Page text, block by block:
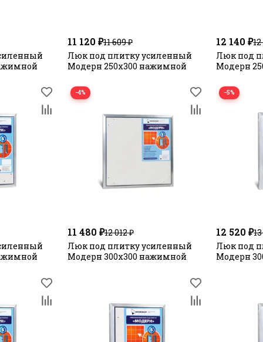
11 120 ₽11 609 ₽
Люк под плитку усиленный
Модерн 250х300 нажимной
12 140 ₽
Люк под
Модерн
−4%
11 480 ₽12 012 ₽
Люк под плитку усиленный
Модерн 300х300 нажимной
−5%
12 520 ₽
Люк под
Модерн